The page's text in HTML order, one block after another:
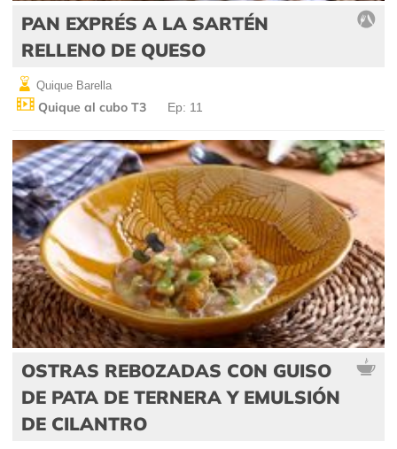
PAN EXPRÉS A LA SARTÉN
RELLENO DE QUESO
Quique Barella
Quique al cubo T3 Ep: 11
OSTRAS REBOZADAS CON GUISO
DE PATA DE TERNERA Y EMULSIÓN
DE CILANTRO